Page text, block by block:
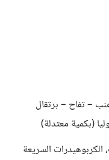
– تفاح – برتقال
(بكمية معتدلة)
السريعة